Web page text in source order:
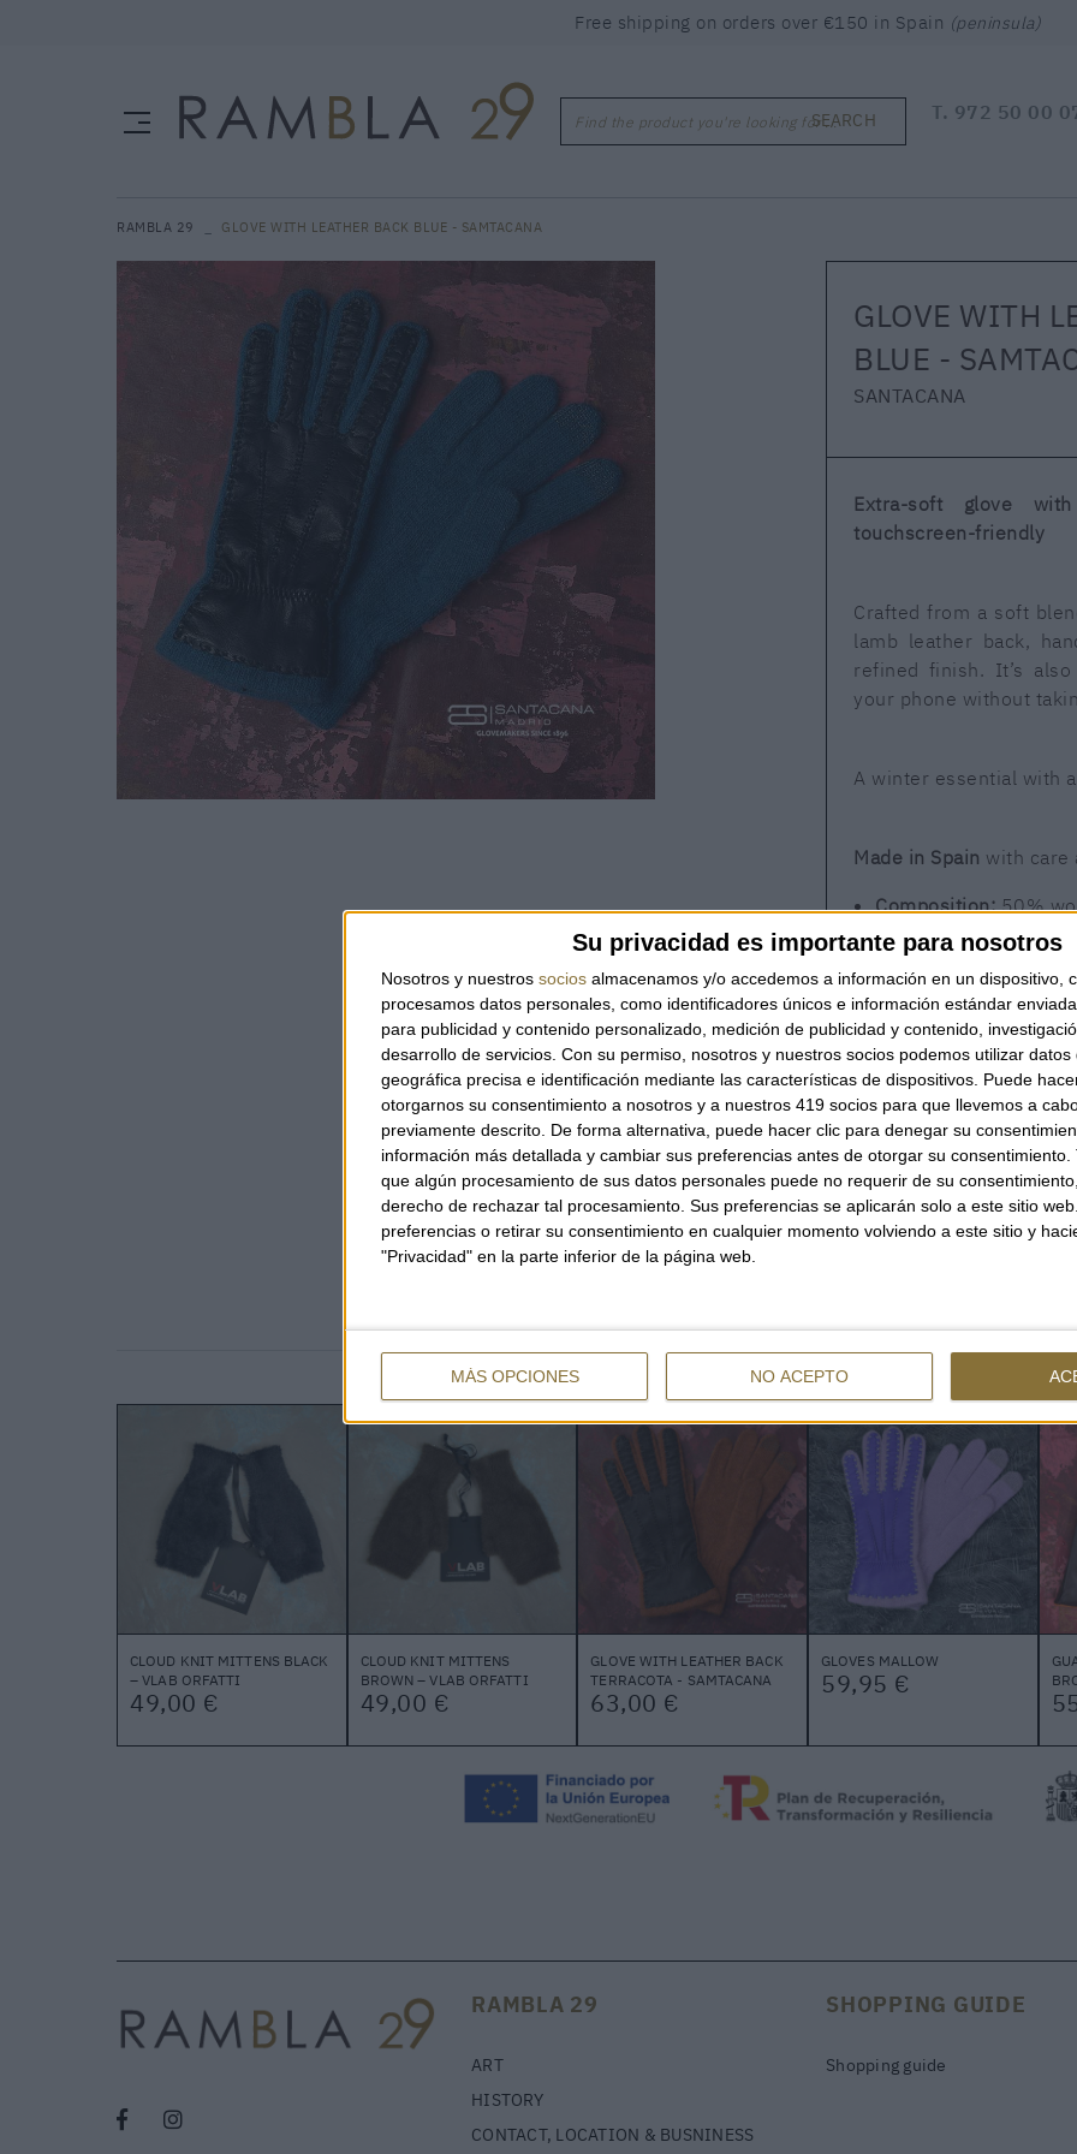
Su privacidad es importante para nosotros
Nosotros y nuestros socios almacenamos y/o accedemos a información en un dispositivo,
procesamos datos personales, como identificadores únicos e información estándar
para publicidad y contenido personalizado, medición de publicidad y contenido,
desarrollo de servicios. Con su permiso, nosotros y nuestros socios podemos utilizar datos
geográfica precisa e identificación mediante las características de dispositivos. Puede
otorgarnos su consentimiento a nosotros y a nuestros 419 socios para que llevemos a
previamente descrito. De forma alternativa, puede hacer clic para denegar su
información más detallada y cambiar sus preferencias antes de otorgar su consentimiento.
que algún procesamiento de sus datos personales puede no requerir de su
derecho de rechazar tal procesamiento. Sus preferencias se aplicarán solo a este sitio
preferencias o retirar su consentimiento en cualquier momento volviendo a este sitio y
"Privacidad" en la parte inferior de la página web.
MÁS OPCIONES NO ACEPTO
Free shipping on orders over €150 in Spain (peninsula)
Find the product you're looking for ...SEARCH T. 972 50 00
RAMBLA 29 GLOVE WITH LEATHER BACK BLUE - SAMTACANA
GLOVE WITH
BLUE -
SANTACANA
Extra-soft glove
touchscreen-friendly
Crafted from a soft
lamb leather back,
refined finish. It’s also
your phone without
A winter essential with
Made in Spain with care
Composition:50%
Detail:100% lamb
AVAILABILITY
ONLY2UNITS
QUANTITY
YOU CAN ALSO BE INTERESTED
CLOUD KNIT MITTENS BLACK
– VLAB ORFATTI
49,00 €
CLOUD KNIT MITTENS
BROWN – VLAB ORFATTI
49,00 €
GLOVE WITH LEATHER BACK
TERRACOTA - SAMTACANA
63,00 €
GLOVES MALLOW
59,95 €
RAMBLA 29
ART
HISTORY
CONTACT, LOCATION & BUSNINESS
SHOPPING GUIDE
Shopping guide